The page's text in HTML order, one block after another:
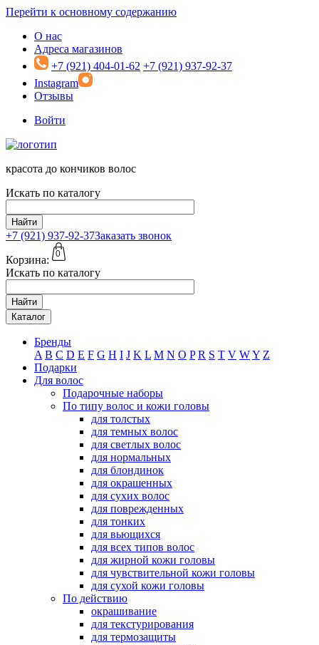
Перейти к основному содержанию
О нас
Адреса магазинов
+7 (921) 404-01-62 +7 (921) 937-92-37
Instagram
Отзывы
Войти
красота до кончиков волос
Искать по каталогу
Найти
+7 (921) 937-92-37Заказать звонок
Корзина:
0
Искать по каталогу
Найти
Каталог
Бренды
A B C D E F G H I J K L M N O P R S T V WY Z
Подарки
Для волос
Подарочные наборы
По типу волос и кожи головы
для толстых
для темных волос
для светлых волос
для нормальных
для блондинок
для окрашенных
для сухих волос
для поврежденных
для тонких
для вьющихся
для всех типов волос
для жирной кожи головы
для чувствительной кожи головы
для сухой кожи головы
По действию
окрашивание
для текстурирования
для термозащиты